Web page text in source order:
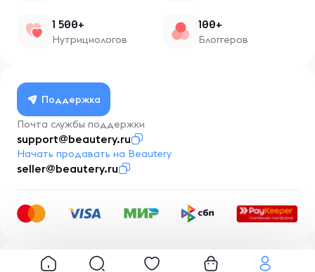
1 500+
Нутрициологов
100+
Блоггеров
Поддержка
Почта службы поддержки
support@beautery.ru
Начать продавать на Beautery
seller@beautery.ru
Разработка BusinessMentor.ru